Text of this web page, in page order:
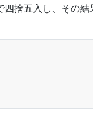
捨五入し、その結